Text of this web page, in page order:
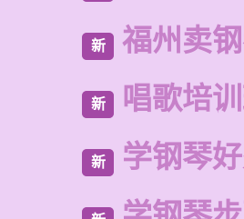
新 福州卖
新 唱歌培
新 学钢琴